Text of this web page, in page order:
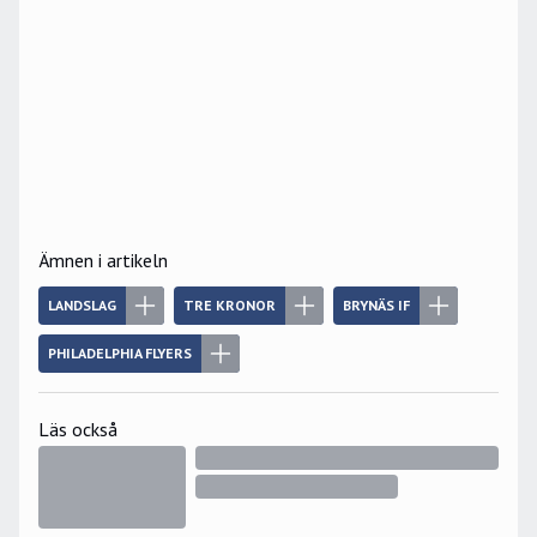
Ämnen i artikeln
LANDSLAG TRE KRONOR BRYNÄS IF
PHILADELPHIA FLYERS
Läs också